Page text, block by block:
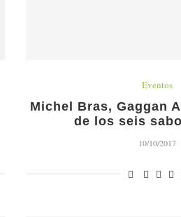
Eventos
Michel Bras, Gaggan
de los seis
10/10/2017